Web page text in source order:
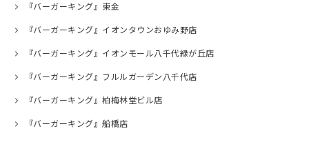
『バーガーキング』東金
『バーガーキング』イオンタウンおゆみ野店
『バーガーキング』イオンモール八千代緑が丘店
『バーガーキング』フルルガーデン八千代店
『バーガーキング』柏梅林堂ビル店
『バーガーキング』船橋店